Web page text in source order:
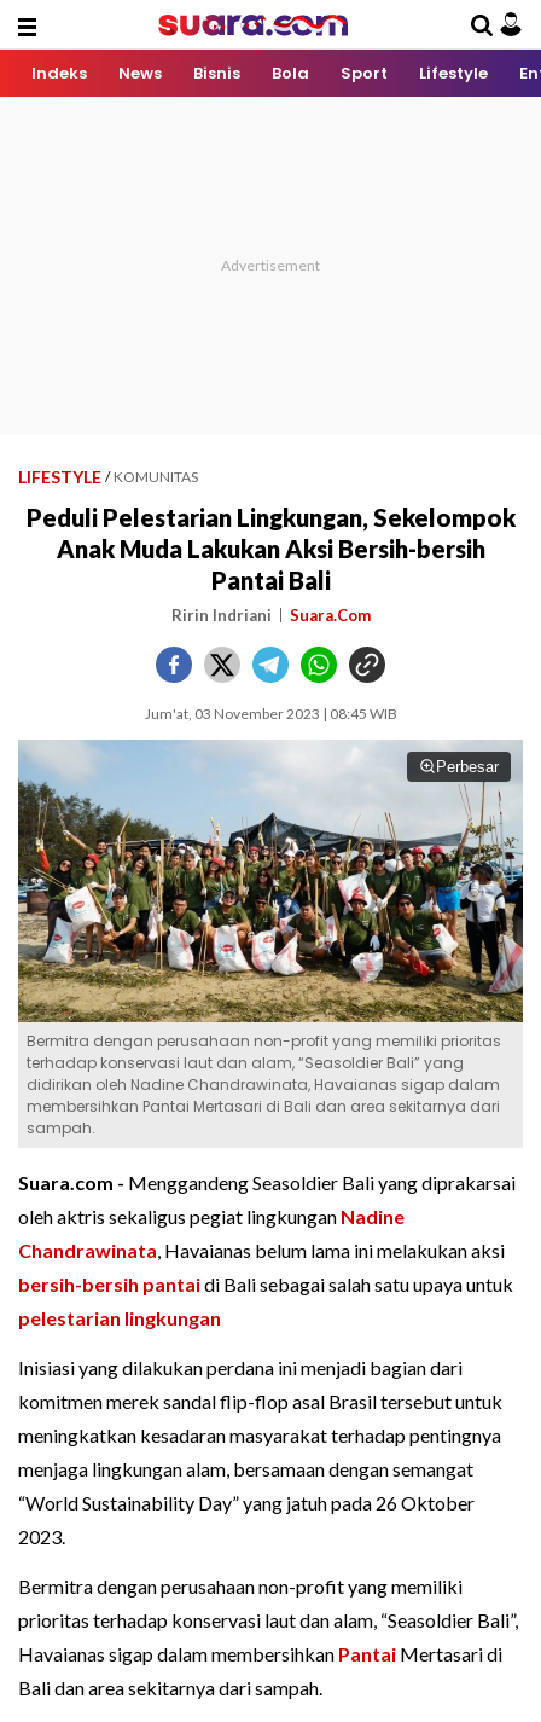
Indeks News Bisnis Bola Sport Lifestyle
LIFESTYLE / KOMUNITAS
Peduli Pelestarian Lingkungan, Sekelompok
Anak Muda Lakukan Aksi Bersih-bersih
Pantai Bali
Ririn Indriani Suara.Com
Jum'at, 03 November 2023 | 08:45 WIB
Perbesar
Bermitra dengan perusahaan non-profit yang memiliki prioritas
terhadap konservasi laut dan alam, “Seasoldier Bali” yang
didirikan oleh Nadine Chandrawinata, Havaianas sigap dalam
membersihkan Pantai Mertasari di Bali dan area sekitarnya dari
sampah.
Suara.com - Menggandeng Seasoldier Bali yang diprakarsai
oleh aktris sekaligus pegiat lingkungan Nadine
Chandrawinata, Havaianas belum lama ini melakukan aksi
bersih-bersih pantaidi Bali sebagai salah satu upaya untuk
pelestarian lingkungan
Inisiasi yang dilakukan perdana ini menjadi bagian dari
komitmen merek sandal flip-flop asal Brasil tersebut untuk
meningkatkan kesadaran masyarakat terhadap pentingnya
menjaga lingkungan alam, bersamaan dengan semangat
“World Sustainability Day” yang jatuh pada 26 Oktober
2023.
Bermitra dengan perusahaan non-profit yang memiliki
prioritas terhadap konservasi laut dan alam, “Seasoldier Bali”,
Havaianas sigap dalam membersihkan Pantai Mertasari di
Bali dan area sekitarnya dari sampah.